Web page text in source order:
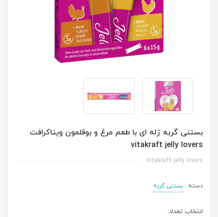
بستنی گربه ژله ای با طعم مرغ و بوقلمون ویتاکرافت
vitakraft jelly lovers
Vitakraft jelly lovers
دسته : بستنی گربه
انتخاب تعداد: